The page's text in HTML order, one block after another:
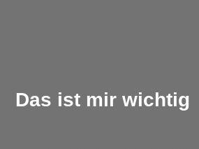
Das ist mir wichtig